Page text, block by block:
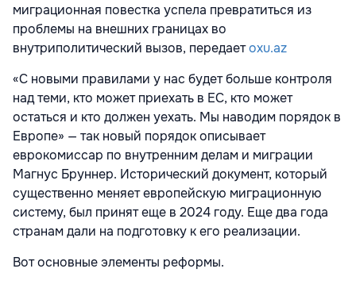
миграционная повестка успела превратиться из
проблемы на внешних границах во
внутриполитический вызов, передаетoxu.az
«С новыми правилами у нас будет больше контроля
над теми, кто может приехать в ЕС, кто может
остаться и кто должен уехать. Мы наводим порядок в
Европе» — так новый порядок описывает
еврокомиссар по внутренним делам и миграции
Магнус Бруннер. Исторический документ, который
существенно меняет европейскую миграционную
систему, был принят еще в 2024 году. Еще два года
странам дали на подготовку к его реализации.
Вот основные элементы реформы.